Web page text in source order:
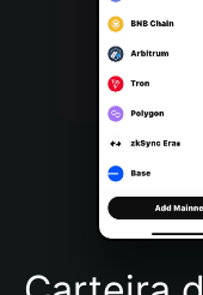
Português (Portugal)
Bahasa Indonesia
Português (Brasil)
Español (Argentina)